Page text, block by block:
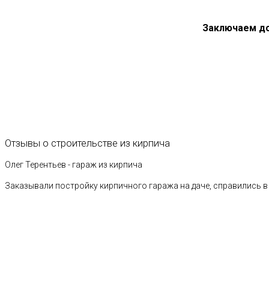
Заключаем
Отзывы о строительстве из кирпича
Олег Терентьев - гараж из кирпича
Заказывали постройку кирпичного гаража на даче, справились